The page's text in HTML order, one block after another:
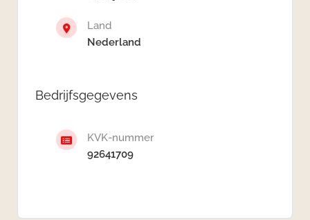
Land
Nederland
Bedrijfsgegevens
KVK-nummer
92641709